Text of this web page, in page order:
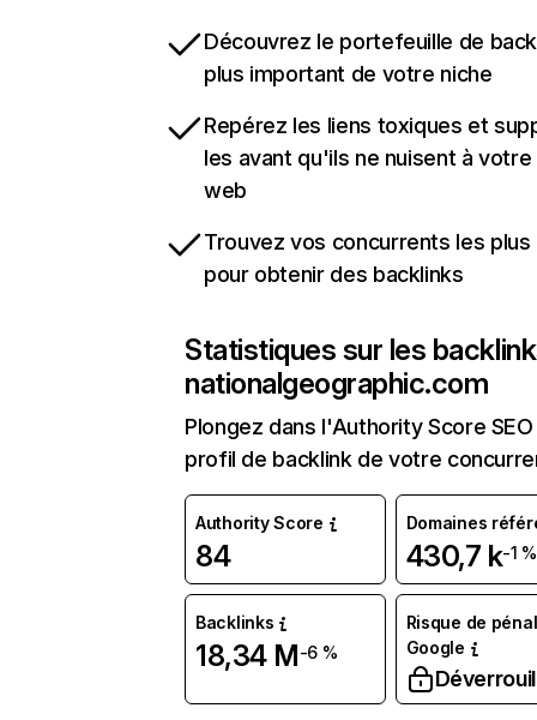
Découvrez le portefeuille de
plus important de votre niche
Repérez les liens toxiques et
les avant qu'ils ne nuisent à
web
Trouvez vos concurrents les
pour obtenir des backlinks
Statistiques sur les
nationalgeographic.com
Plongez dans l'Authority Score
profil de backlink de votre
Authority Score
84
Domaines
430,7 k-1 %
Backlinks
18,34 M-6 %
Risque de
Google